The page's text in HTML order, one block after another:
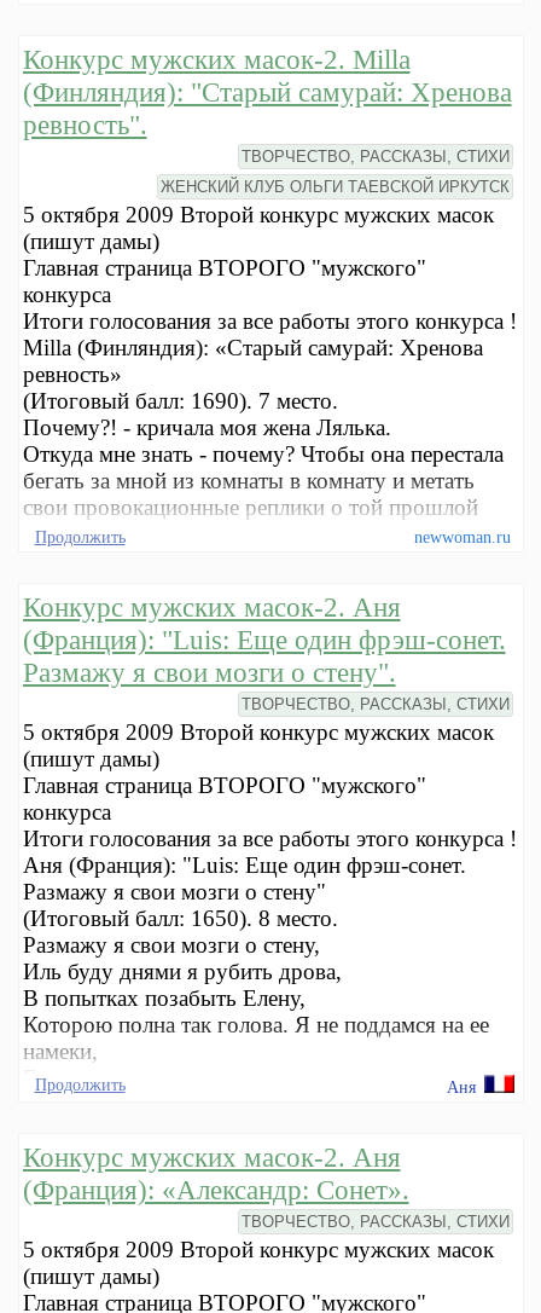
Конкурс мужских масок-2. Milla
(Финляндия): "Старый самурай: Хренова
ревность".
ТВОРЧЕСТВО, РАССКАЗЫ, СТИХИ
ЖЕНСКИЙ КЛУБ ОЛЬГИ ТАЕВСКОЙ ИРКУТСК
5 октября 2009 Второй конкурс мужских масок
(пишут дамы)
Главная страница ВТОРОГО "мужского"
конкурса
Итоги голосования за все работы этого конкурса !
Milla (Финляндия): «Старый самурай: Хренова
ревность»
(Итоговый балл: 1690). 7 место.
Почему?! - кричала моя жена Лялька.
Откуда мне знать - почему? Чтобы она перестала
бегать за мной из комнаты в комнату и метать
свои провокационные реплики о той прошлой
любви.
Продолжить newwoman.ru
Конкурс мужских масок-2. Аня
(Франция): "Luis: Еще один фрэш-сонет.
Размажу я свои мозги о стену".
ТВОРЧЕСТВО, РАССКАЗЫ, СТИХИ
5 октября 2009 Второй конкурс мужских масок
(пишут дамы)
Главная страница ВТОРОГО "мужского"
конкурса
Итоги голосования за все работы этого конкурса !
Аня (Франция): "Luis: Еще один фрэш-сонет.
Размажу я свои мозги о стену"
(Итоговый балл: 1650). 8 место.
Размажу я свои мозги о стену,
Иль буду днями я рубить дрова,
В попытках позабыть Елену,
Которою полна так голова. Я не поддамся на ее
намеки,
Ее желаниям меня лишь укротить.
Продолжить Аня
Конкурс мужских масок-2. Аня
(Франция): «Александр: Сонет».
ТВОРЧЕСТВО, РАССКАЗЫ, СТИХИ
5 октября 2009 Второй конкурс мужских масок
(пишут дамы)
Главная страница ВТОРОГО "мужского"